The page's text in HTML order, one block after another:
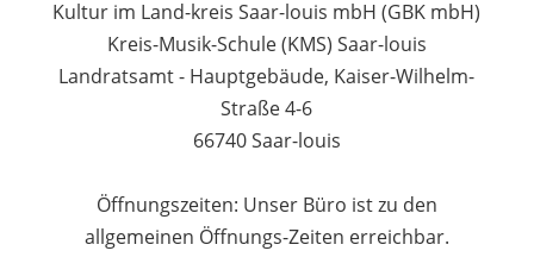
Kultur im Land-kreis Saar-louis mbH (GBK mbH)
Kreis-Musik-Schule (KMS) Saar-louis
Landratsamt - Hauptgebäude, Kaiser-Wilhelm-
Straße 4-6
66740 Saar-louis
Öffnungszeiten: Unser Büro ist zu den
allgemeinen Öffnungs-Zeiten erreichbar.